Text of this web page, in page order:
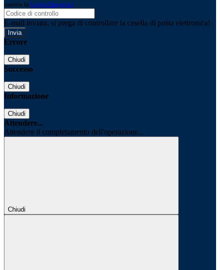
tramite la Login Spaggiari
E-mail inviata, si prega di controllare la casella di posta elettronica!
Errore
Chiudi
Successo
Chiudi
Informazione
Chiudi
Attendere...
Attendere il completamento dell'operazione...
Chiudi